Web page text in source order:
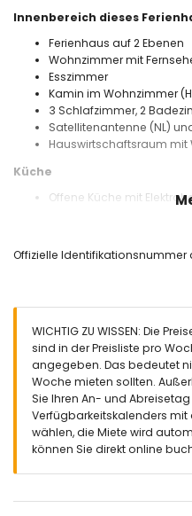
Innenbereich dieses
Ferienhaus auf 2 Ebenen
Wohnzimmer mit
Esszimmer
Kamin im Wohnzimmer
3 Schlafzimmer, 2
Satellitenantenne (NL)
Hauswirtschaftsraum
Küche
Offene Küche mit
Schlafzimmer und
Eigenes Badezimmer mit
WC
Badezimmer mit
Außenbereich dieses
Großes und vollständig
Privater Pool, 10m x 5m
Wunderschöner Rasen
Sonnenliegen
Außendusche
Offizielle Identifikationsnummer
WICHTIG ZU WISSEN: Die
sind in der Preisliste pro
angegeben. Das bedeutet
Woche mieten sollten.
Sie Ihren An- und
Verfügbarkeitskalenders
wählen, die Miete wird
können Sie direkt online